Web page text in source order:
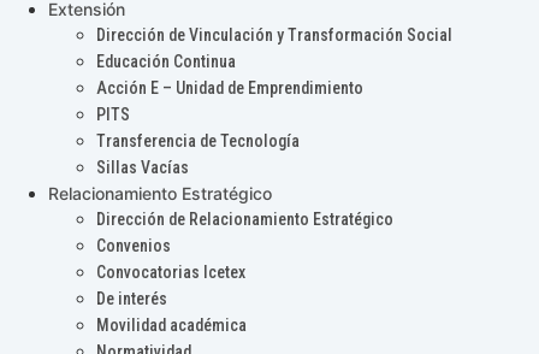
Extensión
Dirección de Vinculación y Transformación Social
Educación Continua
Acción E – Unidad de Emprendimiento
PITS
Transferencia de Tecnología
Sillas Vacías
Relacionamiento Estratégico
Dirección de Relacionamiento Estratégico
Convenios
Convocatorias Icetex
De interés
Movilidad académica